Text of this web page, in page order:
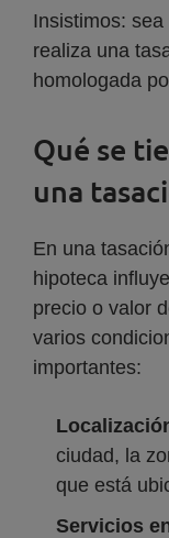
Insistimos:
realiza una
homologada
Qué se
una
En una
hipoteca
precio o valor
varios
importantes:
ciudad, la
que está
Servicios